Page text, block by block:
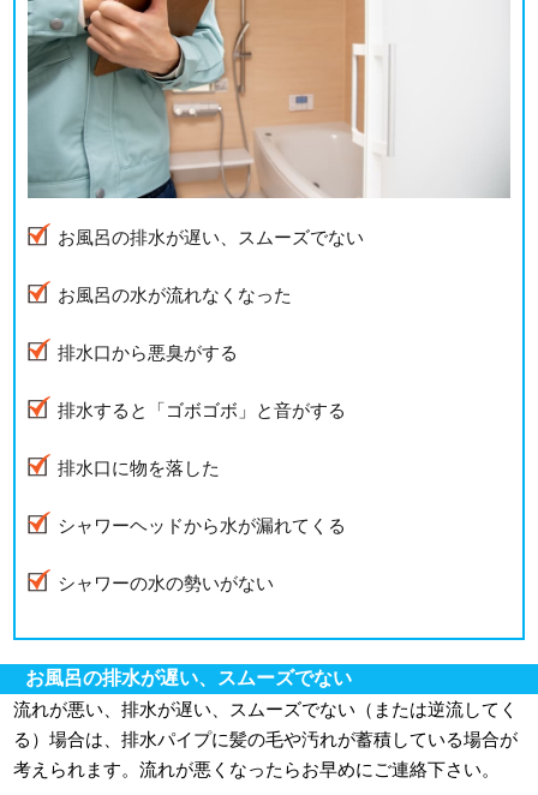
お風呂の排水が遅い、スムーズでない
お風呂の水が流れなくなった
排水口から悪臭がする
排水すると「ゴボゴボ」と音がする
排水口に物を落した
シャワーヘッドから水が漏れてくる
シャワーの水の勢いがない
お風呂の排水が遅い、スムーズでない
流れが悪い、排水が遅い、スムーズでない（または逆流してく
る）場合は、排水パイプに髪の毛や汚れが蓄積している場合が
考えられます。流れが悪くなったらお早めにご連絡下さい。